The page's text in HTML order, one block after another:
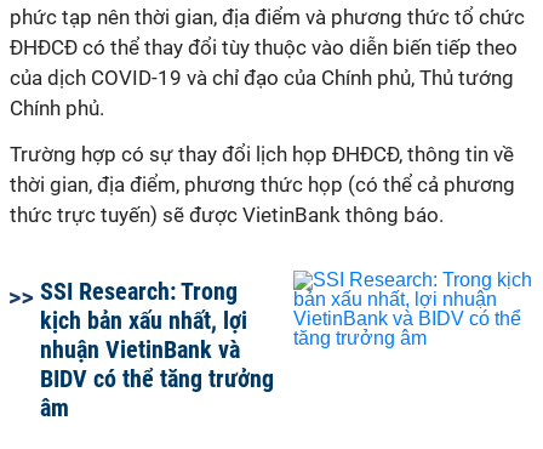
phức tạp nên thời gian, địa điểm và phương thức tổ chức
ĐHĐCĐ có thể thay đổi tùy thuộc vào diễn biến tiếp theo
của dịch COVID-19 và chỉ đạo của Chính phủ, Thủ tướng
Chính phủ.
Trường hợp có sự thay đổi lịch họp ĐHĐCĐ, thông tin về
thời gian, địa điểm, phương thức họp (có thể cả phương
thức trực tuyến) sẽ được VietinBank thông báo.
SSI Research: Trong
kịch bản xấu nhất, lợi
nhuận VietinBank và
BIDV có thể tăng trưởng
âm